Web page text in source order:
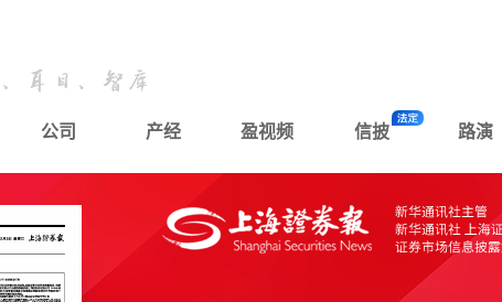
公司 产经 盈视频 信披 路演